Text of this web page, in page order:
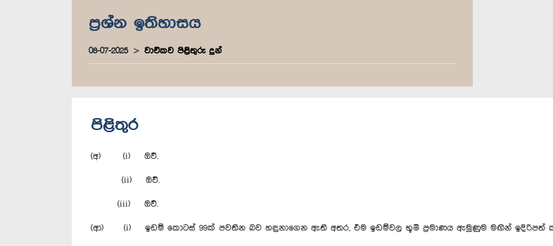
ප්‍රශ්න ඉතිහාසය
08-07-2025 වාචිකව පිළිතුරු දුන්
පිළිතුර
(අ) (i) ඔව්.
(ii) ඔව්.
‍(iii) ඔව්.
(ආ) (i) ඉඩම් කොටස් 99ක් පවතින බව හඳුනාගෙන ඇති අතර, එම ඉඩම්වල භූමි ප්‍රමාණය ඇමුණුම මඟින් ඉදිරිපත්